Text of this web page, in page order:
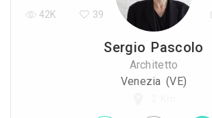
Sergio Pascolo
Architetto
Venezia (VE)
42K 39